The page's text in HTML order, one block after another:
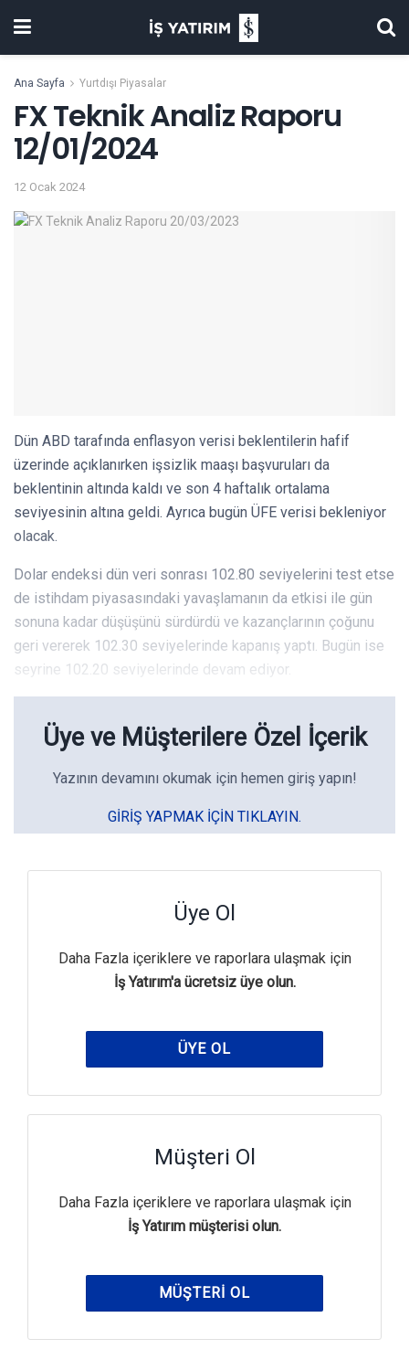
Ana Sayfa Yurtdışı Piyasalar
FX Teknik Analiz Raporu
12/01/2024
12 Ocak 2024
Dün ABD tarafında enflasyon verisi beklentilerin hafif
üzerinde açıklanırken işsizlik maaşı başvuruları da
beklentinin altında kaldı ve son 4 haftalık ortalama
seviyesinin altına geldi. Ayrıca bugün ÜFE verisi bekleniyor
olacak.
Dolar endeksi dün veri sonrası 102.80 seviyelerini test etse
de istihdam piyasasındaki yavaşlamanın da etkisi ile gün
sonuna kadar düşüşünü sürdürdü ve kazançlarının çoğunu
geri vererek 102.30 seviyelerinde kapanış yaptı. Bugün ise
seyrine 102.20 seviyelerinde devam ediyor.
Üye ve Müşterilere Özel İçerik
Yazının devamını okumak için hemen giriş yapın!
GIRIŞ YAPMAK IÇIN TIKLAYIN.
Üye Ol
Daha Fazla içeriklere ve raporlara ulaşmak için
İş Yatırım'a ücretsiz üye olun.
ÜYE OL
Müşteri Ol
Daha Fazla içeriklere ve raporlara ulaşmak için
İş Yatırım müşterisi olun.
MÜŞTERI OL